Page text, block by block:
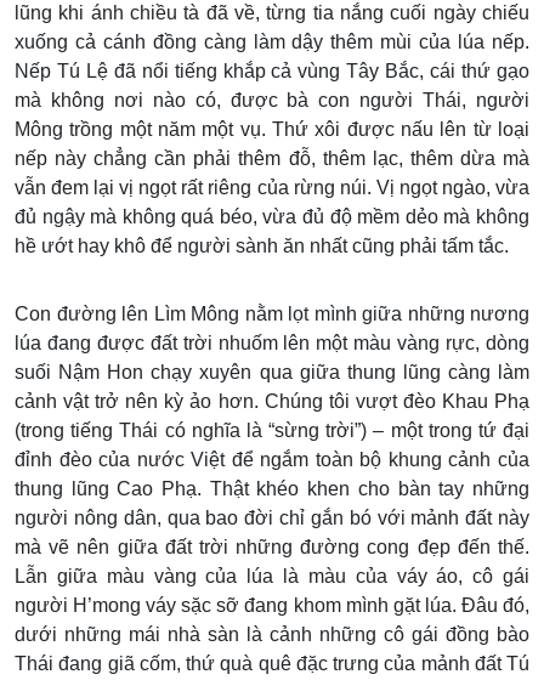
lũng khi ánh chiều tà đã về, từng tia nắng cuối ngày chiếu
xuống cả cánh đồng càng làm dậy thêm mùi của lúa nếp.
Nếp Tú Lệ đã nổi tiếng khắp cả vùng Tây Bắc, cái thứ gạo
mà không nơi nào có, được bà con người Thái, người
Mông trồng một năm một vụ. Thứ xôi được nấu lên từ loại
nếp này chẳng cần phải thêm đỗ, thêm lạc, thêm dừa mà
vẫn đem lại vị ngọt rất riêng của rừng núi. Vị ngọt ngào, vừa
đủ ngậy mà không quá béo, vừa đủ độ mềm dẻo mà không
hề ướt hay khô để người sành ăn nhất cũng phải tấm tắc.
Con đường lên Lìm Mông nằm lọt mình giữa những nương
lúa đang được đất trời nhuốm lên một màu vàng rực, dòng
suối Nậm Hon chạy xuyên qua giữa thung lũng càng làm
cảnh vật trở nên kỳ ảo hơn. Chúng tôi vượt đèo Khau Phạ
(trong tiếng Thái có nghĩa là “sừng trời”) – một trong tứ đại
đỉnh đèo của nước Việt để ngắm toàn bộ khung cảnh của
thung lũng Cao Phạ. Thật khéo khen cho bàn tay những
người nông dân, qua bao đời chỉ gắn bó với mảnh đất này
mà vẽ nên giữa đất trời những đường cong đẹp đến thế.
Lẫn giữa màu vàng của lúa là màu của váy áo, cô gái
người H’mong váy sặc sỡ đang khom mình gặt lúa. Đâu đó,
dưới những mái nhà sàn là cảnh những cô gái đồng bào
Thái đang giã cốm, thứ quà quê đặc trưng của mảnh đất Tú